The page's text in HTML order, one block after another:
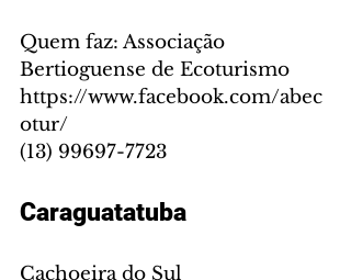
Quem faz: Associação
Bertioguense de Ecoturismo
https://www.facebook.com/abec
otur/
(13) 99697-7723
Caraguatatuba
Cachoeira do Sul